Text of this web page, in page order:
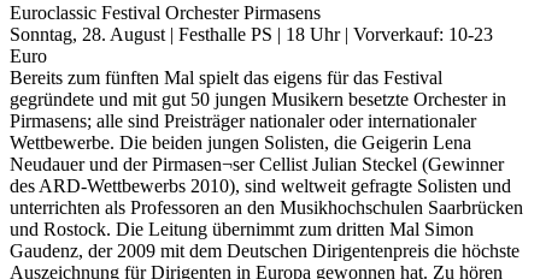
Euroclassic Festival Orchester Pirmasens
Sonntag, 28. August | Festhalle PS | 18 Uhr | Vorverkauf: 10-23
Euro
Bereits zum fünften Mal spielt das eigens für das Festival
gegründete und mit gut 50 jungen Musikern besetzte Orchester in
Pirmasens; alle sind Preisträger nationaler oder internationaler
Wettbewerbe. Die beiden jungen Solisten, die Geigerin Lena
Neudauer und der Pirmasen¬ser Cellist Julian Steckel (Gewinner
des ARD-Wettbewerbs 2010), sind weltweit gefragte Solisten und
unterrichten als Professoren an den Musikhochschulen Saarbrücken
und Rostock. Die Leitung übernimmt zum dritten Mal Simon
Gaudenz, der 2009 mit dem Deutschen Dirigentenpreis die höchste
Auszeichnung für Dirigenten in Europa gewonnen hat. Zu hören